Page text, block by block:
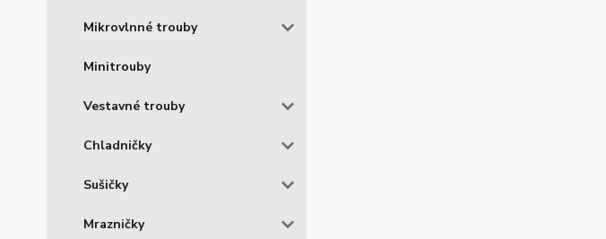
Mikrovlnné trouby
Minitrouby
Vestavné trouby
Chladničky
Sušičky
Mrazničky